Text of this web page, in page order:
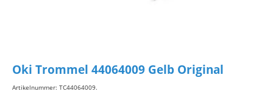
Oki Trommel 44064009 Gelb Original
Artikelnummer: TC44064009.